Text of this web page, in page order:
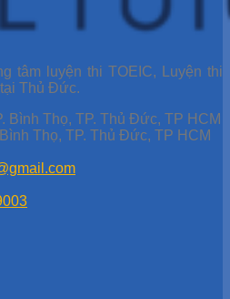
tâm luyện thi TOEIC, Luyện thi
tại Thủ Đức.
Bình Thọ, TP. Thủ Đức, TP HCM
Thọ, TP. Thủ Đức, TP HCM